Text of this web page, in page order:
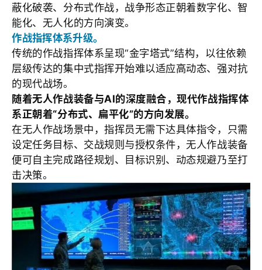
蔽化破袭、分布式作战，战争形态正朝着数字化、智
能化、无人化的方向演变。
作战指挥体系升级。
传统的作战指挥体系呈现“金字塔式”结构，以往依赖
层级传达的集中式指挥开始难以适应高动态、强对抗
的现代战场。
随着无人作战装备与AI的深度融合，现代作战指挥体
系正朝着“分布式、扁平化”的方向发展。
在无人作战场景中，指挥员无需下达具体指令，只需
设定任务目标、交战规则与授权条件，无人作战装备
便可自主完成路径规划、目标识别、动态规避乃至打
击决策。